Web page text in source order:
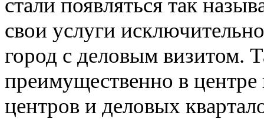
стали появляться так
свои услуги
город с деловым визитом.
преимущественно в
центров и деловых